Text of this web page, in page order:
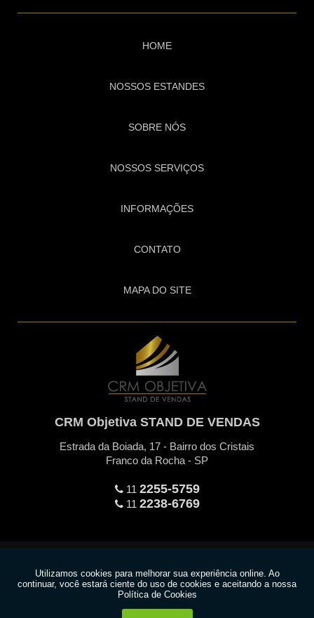
HOME
NOSSOS ESTANDES
SOBRE NÓS
NOSSOS SERVIÇOS
INFORMAÇÕES
CONTATO
MAPA DO SITE
CRM Objetiva STAND DE VENDAS
Estrada da Boiada, 17 - Bairro dos Cristais
Franco da Rocha - SP
11 2255-5759
11 2238-6769
W3C
W3C